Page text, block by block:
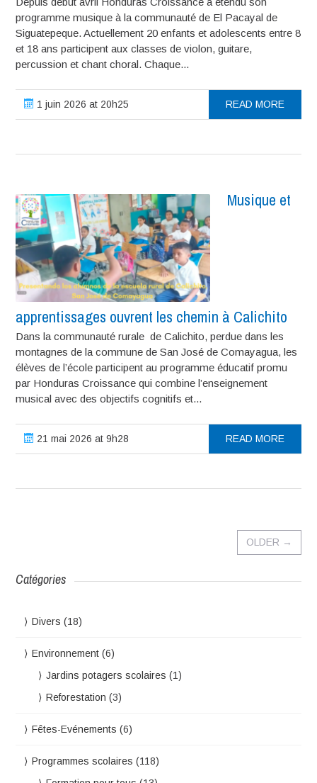
programme musique à la communauté de El Pacayal de
Siguatepeque. Actuellement 20 enfants et adolescents entre 8
et 18 ans participent aux classes de violon, guitare,
percussion et chant choral. Chaque...
1 juin 2026 at 20h25 READ MORE
Musique et
apprentissages ouvrent les chemin à Calichito
Dans la communauté rurale de Calichito, perdue dans les
montagnes de la commune de San José de Comayagua, les
élèves de l’école participent au programme éducatif promu
par Honduras Croissance qui combine l’enseignement
musical avec des objectifs cognitifs et...
21 mai 2026 at 9h28 READ MORE
OLDER →
Catégories
Divers (18)
Environnement (6)
Jardins potagers scolaires (1)
Reforestation (3)
Fêtes-Evénements (6)
Programmes scolaires (118)